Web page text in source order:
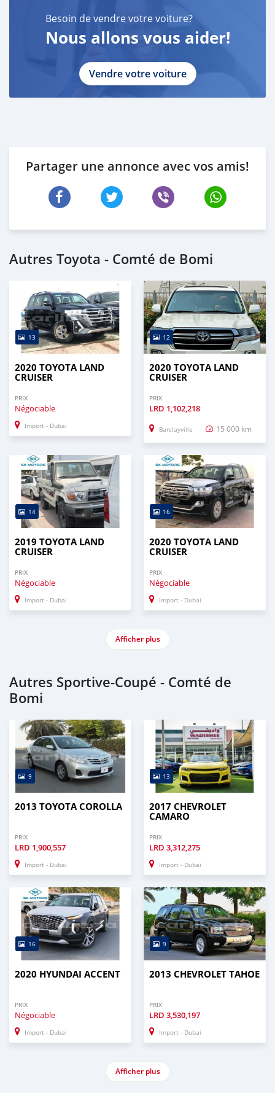
TELEPHONE ( )
____________________________________
---------------------------
DOCUMENTS REQUIRED
* EMIRATES ID
Employed:
* Salary Certificate
* 3 month bank statement with original stamp
* Passport & Visa copies
Self Employed:
* Memorandum of Article
* Passport copies of all partners
* Passport and visa copies of applicant
*
Besoin de vendre votre voiture?
Nous allons vous aider!
Vendre votre voiture
Partager une annonce avec vos amis!
Autres Toyota - Comté de Bomi
13
2020 TOYOTA LAND
CRUISER
PRIX
Négociable
Import - Dubai
12
2020 TOYOTA LAND
CRUISER
PRIX
LRD 1,102,218
Barclayville 15 000 km
14
2019 TOYOTA LAND
CRUISER
PRIX
Négociable
Import - Dubai
16
2020 TOYOTA LAND
CRUISER
PRIX
Négociable
Import - Dubai
Afficher plus
Autres Sportive‒Coupé - Comté de
Bomi
9
2013 TOYOTA COROLLA
PRIX
LRD 1,900,557
Import - Dubai
13
2017 CHEVROLET
CAMARO
PRIX
LRD 3,312,275
Import - Dubai
16
2020 HYUNDAI ACCENT
PRIX
Négociable
Import - Dubai
9
2013 CHEVROLET TAHOE
PRIX
LRD 3,530,197
Import - Dubai
Afficher plus